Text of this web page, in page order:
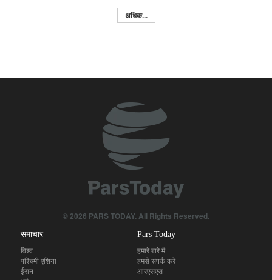
अधिक...
© 2026 PARS TODAY. All Rights Reserved.
समाचार
विश्व
पश्चिमी एशिया
ईरान
Pars Today
हमारे बारे में
हमसे संपर्क करें
आरएसएस